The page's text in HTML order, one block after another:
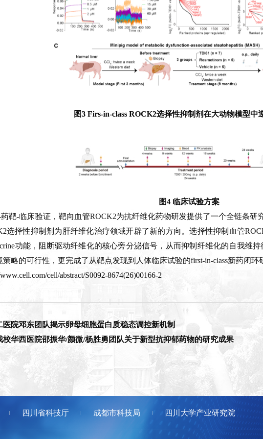
图3 Firs-in-class ROCK2选择性抑制剂在大动物模型中
图4 临床试验方案
药靶-临床验证，靶向血管ROCK2为抗纤维化药物研发提供了一个全链条
选择性抑制剂为肝纤维化治疗领域开辟了新的方向。选择性抑制血管
功能，阻断驱动纤维化的核心旁分泌信号，从而抑制纤维化的自我维
略的可行性，更完成了从靶点发现到人体临床试验的first-in-class新药闭环
cell/abstract/S0092-8674(26)00166-2
医院邓东团队揭示卵母细胞蛋白质稳态调控新机制
华西医院邵振华/颜微/杨胜勇团队关于新型抗抑郁药物的研究成果
四川省科技厅 成都市科技局 四川大学产业研究院